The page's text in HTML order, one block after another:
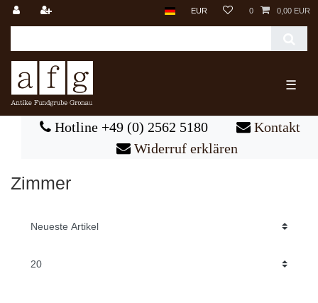
EUR 0 0,00 EUR
☰
Hotline +49 (0) 2562 5180
Kontakt
Widerruf erklären
Zimmer